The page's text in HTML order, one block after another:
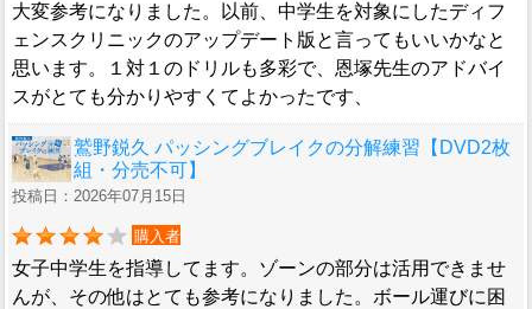
大変参考になりました。以前、中学生を対象にしたディフ
ェンスクリニックのアップデート版と言ってもいいかなと
思います。１対１のドリルも多彩で、恩塚先生のアドバイ
スがとても分かりやすくてよかったです、
鷲野鋭久 パッシングブレイクの分解練習【DVD2枚
組・分売不可】
投稿日：2026年07月15日
購入者
女子中学生を指導してます。ゾーンの部分は活用できませ
んが、その他はとても参考になりました。ボール運びに困